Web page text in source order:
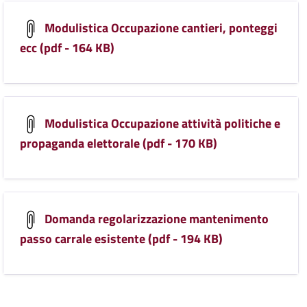
Modulistica Occupazione cantieri, ponteggi
ecc (pdf - 164 KB)
Modulistica Occupazione attività politiche e
propaganda elettorale (pdf - 170 KB)
Domanda regolarizzazione mantenimento
passo carrale esistente (pdf - 194 KB)